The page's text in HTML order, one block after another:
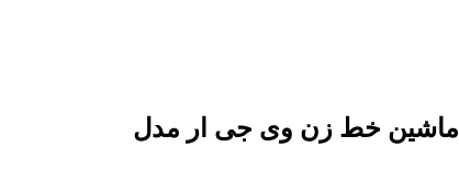
شانه ریشتراش نمره 4.5 ماشین خط زن وی جی ار مدل